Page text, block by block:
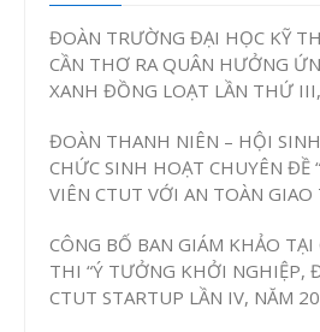
ĐOÀN TRƯỜNG ĐẠI HỌC KỸ
CẦN THƠ RA QUÂN HƯỞNG
XANH ĐỒNG LOẠT LẦN THỨ
ĐOÀN THANH NIÊN – HỘI
CHỨC SINH HOẠT CHUYÊN ĐỀ
VIÊN CTUT VỚI AN TOÀN
CÔNG BỐ BAN GIÁM KHẢO TẠI
THI “Ý TƯỞNG KHỞI NGHIỆP,
CTUT STARTUP LẦN IV, NĂM